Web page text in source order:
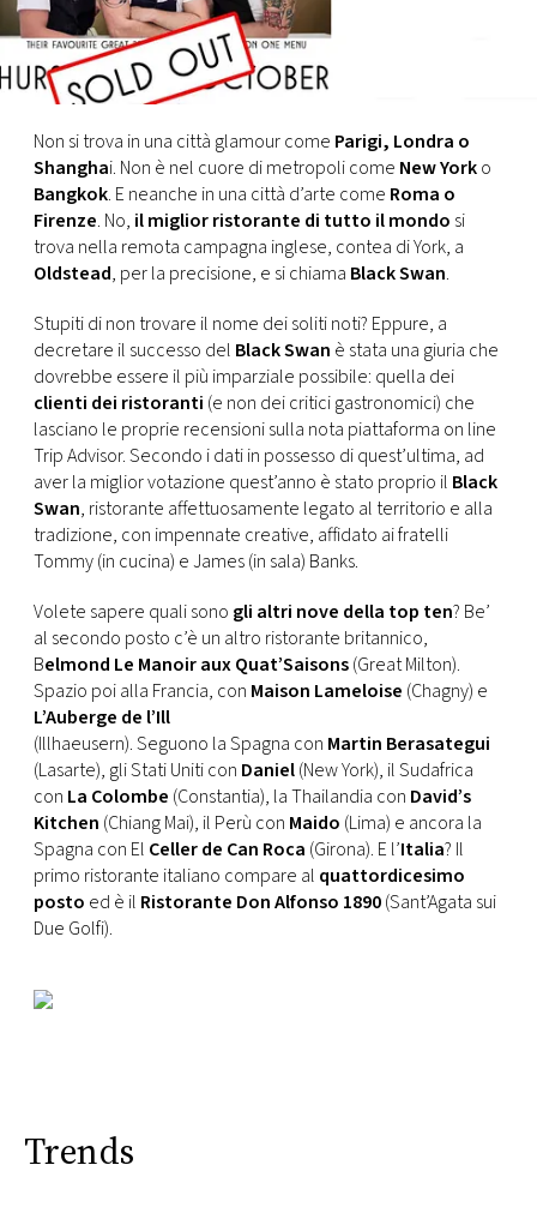
DI
MONACO
CONSIGLIA
Non si trova in una città glamour come Parigi, Londra o
Shanghai. Non è nel cuore di metropoli come New Yorko
Bangkok. E neanche in una città d’arte come Roma o
Firenze. No, il miglior ristorante di tutto il mondo si
trova nella remota campagna inglese, contea di York, a
Oldstead, per la precisione, e si chiama Black Swan.
Stupiti di non trovare il nome dei soliti noti? Eppure, a
decretare il successo del Black Swan è stata una giuria che
dovrebbe essere il più imparziale possibile: quella dei
clienti dei ristoranti (e non dei critici gastronomici) che
lasciano le proprie recensioni sulla nota piattaforma on line
Trip Advisor. Secondo i dati in possesso di quest’ultima, ad
aver la miglior votazione quest’anno è stato proprio il Black
Swan, ristorante affettuosamente legato al territorio e alla
tradizione, con impennate creative, affidato ai fratelli
Tommy (in cucina) e James (in sala) Banks.
Volete sapere quali sono gli altri nove della top ten? Be’
al secondo posto c’è un altro ristorante britannico,
Belmond Le Manoir aux Quat’Saisons(Great Milton).
Spazio poi alla Francia, con Maison Lameloise (Chagny) e
L’Auberge de l’Ill
(Illhaeusern). Seguono la Spagna con Martin Berasategui
(Lasarte), gli Stati Uniti con Daniel(New York), il Sudafrica
con La Colombe (Constantia), la Thailandia con David’s
Kitchen (Chiang Mai), il Perù con Maido (Lima) e ancora la
Spagna con El Celler de Can Roca (Girona). E l’Italia? Il
primo ristorante italiano compare al quattordicesimo
posto ed è il Ristorante Don Alfonso 1890(Sant’Agata sui
Due Golfi).
Trends